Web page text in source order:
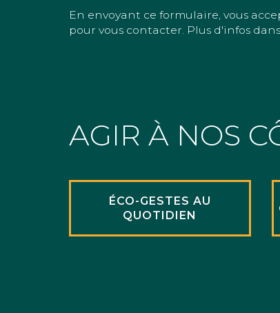
En envoyant ce formulaire, vous
pour vous contacter. Plus d'infos
AGIR À NOS
ÉCO-GESTES AU
QUOTIDIEN